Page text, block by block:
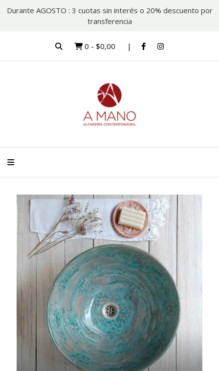
Durante AGOSTO : 3 cuotas sin interés o 20% descuento por
transferencia
0 - $0,00